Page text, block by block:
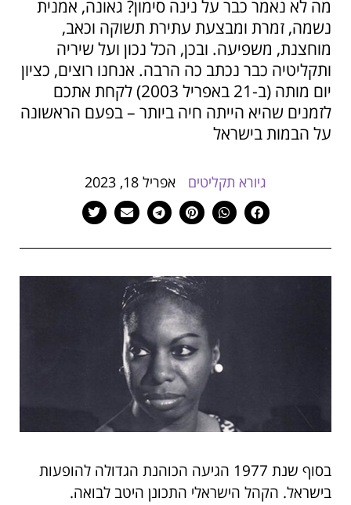
format_underlined הוסף קו תחתון לקישורים
סמן קישורים
לאפס
את
כל
cached
מה לא נאמר כבר על נינה סימון? גאונה, אמנית
נשמה, זמרת ומבצעת עתירת תשוקה וכאב,
מוחצנת, משפיעה. ובכן, הכל נכון ועל שיריה
ותקליטיה כבר נכתב כה הרבה. אנחנו רוצים, כציון
יום מותה (ב-21 באפריל 2003) לקחת אתכם
לזמנים שהיא הייתה חיה ביותר – בפעם הראשונה
על הבמות בישראל
גיורא תקליטים אפריל 18, 2023
בסוף שנת 1977 הגיעה הכוהנת הגדולה להופעות
בישראל. הקהל הישראלי התכונן היטב לבואה.